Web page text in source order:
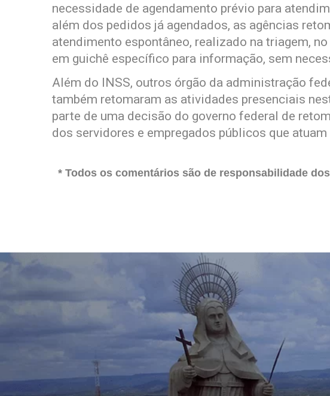
necessidade de agendamento prévio para
além dos pedidos já agendados, as agências
atendimento espontâneo, realizado na triagem,
em guichê específico para informação, sem
Além do INSS, outros órgão da administração
também retomaram as atividades presenciais
parte de uma decisão do governo federal de
dos servidores e empregados públicos que
* Todos os comentários são de responsabilidade